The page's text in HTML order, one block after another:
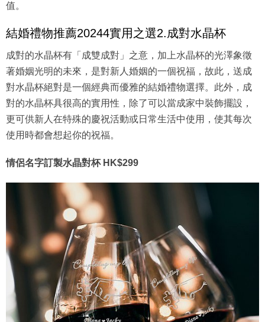
值。
結婚禮物推薦20244實用之選2.成對水晶杯
成對的水晶杯有「成雙成對」之意，加上水晶杯的光澤象徵
著婚姻光明的未來，是對新人婚姻的一個祝福，故此，送成
對水晶杯絕對是一個經典而優雅的結婚禮物選擇。此外，成
對的水晶杯具很高的實用性，除了可以當成家中裝飾擺設，
更可供新人在特殊的慶祝活動或日常生活中使用，使其每次
使用時都會想起你的祝福。
情侶名字訂製水晶對杯 HK$299